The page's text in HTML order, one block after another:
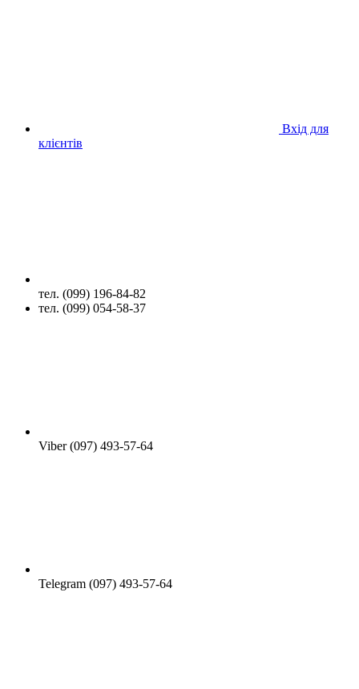
Вхід для
клієнтів
тел. (099) 196-84-82
тел. (099) 054-58-37
Viber (097) 493-57-64
Telegram (097) 493-57-64